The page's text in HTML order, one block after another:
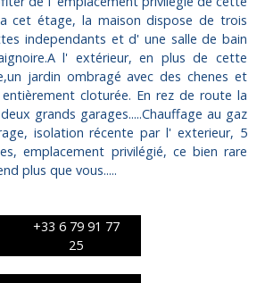
cet étage, la maison dispose de trois
independants et d' une salle de bain
l' extérieur, en plus de cette
jardin ombragé avec des chenes et
cloturée. En rez de route la
grands garages.....Chauffage au gaz
isolation récente par l' exterieur, 5
emplacement privilégié, ce bien rare
plus que vous.....
+33 6 79 91 77
25